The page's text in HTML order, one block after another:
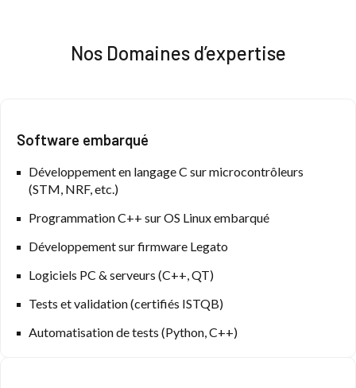
Nos Domaines d’expertise
Software embarqué
Développement en langage C sur microcontrôleurs
(STM, NRF, etc.)
Programmation C++ sur OS Linux embarqué
Développement sur firmware Legato
Logiciels PC & serveurs (C++, QT)
Tests et validation (certifiés ISTQB)
Automatisation de tests (Python, C++)